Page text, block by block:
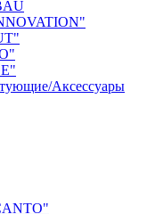
Аксессуары